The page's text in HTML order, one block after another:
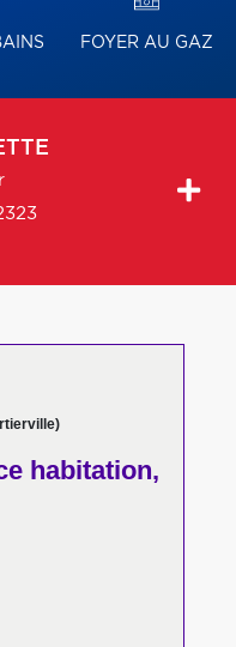
FOYER AU GAZ
habitation,